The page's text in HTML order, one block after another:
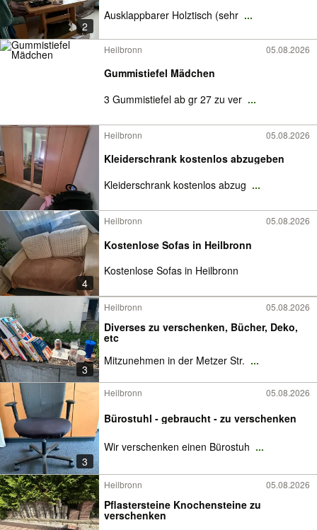
2
Ausklappbarer Holztisch (sehr ...
Heilbronn 05.08.2026
Gummistiefel Mädchen
3 Gummistiefel ab gr 27 zu ver ...
Heilbronn 05.08.2026
Kleiderschrank kostenlos abzugeben
Kleiderschrank kostenlos abzug ...
4
Heilbronn 05.08.2026
Kostenlose Sofas in Heilbronn
Kostenlose Sofas in Heilbronn
3
Heilbronn 05.08.2026
Diverses zu verschenken, Bücher, Deko,
etc
Mitzunehmen in der Metzer Str. ...
3
Heilbronn 05.08.2026
Bürostuhl - gebraucht - zu verschenken
Wir verschenken einen Bürostuh ...
Heilbronn 05.08.2026
Pflastersteine Knochensteine zu
verschenken